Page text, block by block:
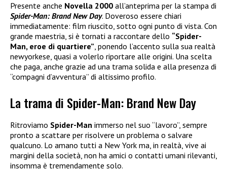
Presente anche Novella 2000 all’anteprima per la stampa di
Spider-Man: Brand New Day. Doveroso essere chiari
immediatamente: film riuscito, sotto ogni punto di vista. Con
grande maestria, si è tornati a raccontare dello “Spider-
Man, eroe di quartiere”, ponendo l’accento sulla sua realtà
newyorkese, quasi a volerlo riportare alle origini. Una scelta
che paga, anche grazie ad una trama solida e alla presenza di
“compagni d’avventura” di altissimo profilo.
La trama di Spider-Man: Brand New Day
Ritroviamo Spider-Man immerso nel suo “lavoro”, sempre
pronto a scattare per risolvere un problema o salvare
qualcuno. Lo amano tutti a New York ma, in realtà, vive ai
margini della società, non ha amici o contatti umani rilevanti,
insomma è tremendamente solo.